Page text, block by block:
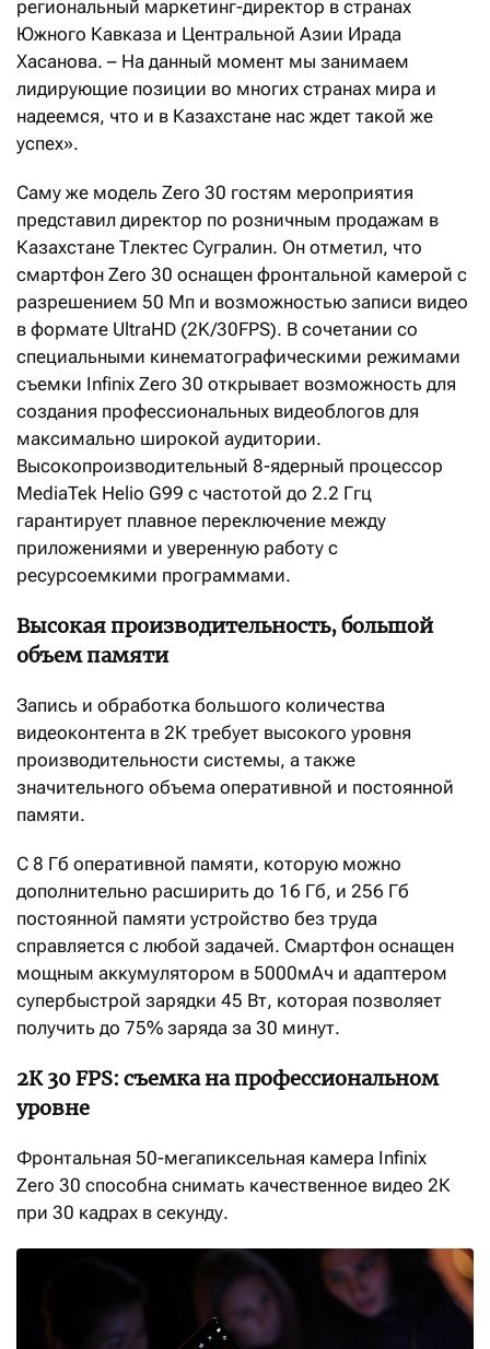
региональный маркетинг-директор в странах
Южного Кавказа и Центральной Азии Ирада
Хасанова. – На данный момент мы занимаем
лидирующие позиции во многих странах мира и
надеемся, что и в Казахстане нас ждет такой же
успех».
Саму же модель Zero 30 гостям мероприятия
представил директор по розничным продажам в
Казахстане Тлектес Сугралин. Он отметил, что
смартфон Zero 30 оснащен фронтальной камерой с
разрешением 50 Мп и возможностью записи видео
в формате UltraHD (2K/30FPS). В сочетании со
специальными кинематографическими режимами
съемки Infinix Zero 30 открывает возможность для
создания профессиональных видеоблогов для
максимально широкой аудитории.
Высокопроизводительный 8-ядерный процессор
MediaTek Helio G99 с частотой до 2.2 Ггц
гарантирует плавное переключение между
приложениями и уверенную работу с
ресурсоемкими программами.
Высокая производительность, большой
объем памяти
Запись и обработка большого количества
видеоконтента в 2К требует высокого уровня
производительности системы, а также
значительного объема оперативной и постоянной
памяти.
С 8 Гб оперативной памяти, которую можно
дополнительно расширить до 16 Гб, и 256 Гб
постоянной памяти устройство без труда
справляется с любой задачей. Смартфон оснащен
мощным аккумулятором в 5000мАч и адаптером
супербыстрой зарядки 45 Вт, которая позволяет
получить до 75% заряда за 30 минут.
2К 30 FPS: съемка на профессиональном
уровне
Фронтальная 50-мегапиксельная камера Infinix
Zero 30 способна снимать качественное видео 2К
при 30 кадрах в секунду.